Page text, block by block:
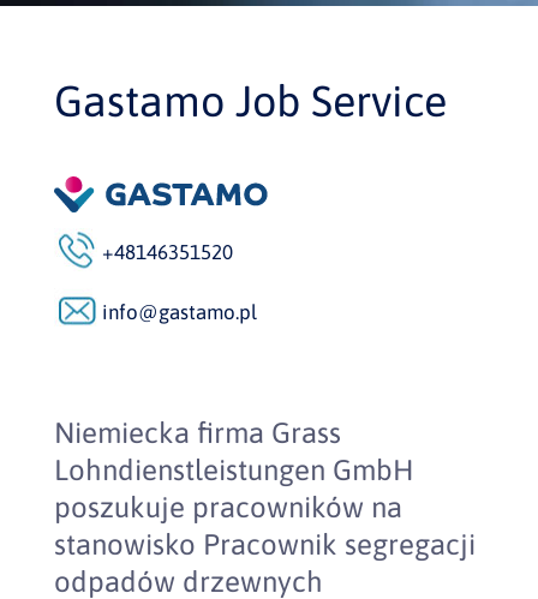
Gastamo Job Service
+48146351520
info@gastamo.pl
Niemiecka firma Grass
Lohndienstleistungen GmbH
poszukuje pracowników na
stanowisko Pracownik segregacji
odpadów drzewnych